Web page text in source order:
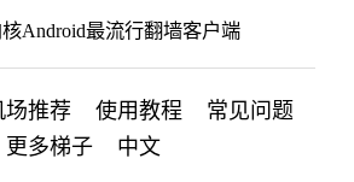
Android最流行翻墙客户端
场推荐 使用教程
常见问题
更多梯子
中文